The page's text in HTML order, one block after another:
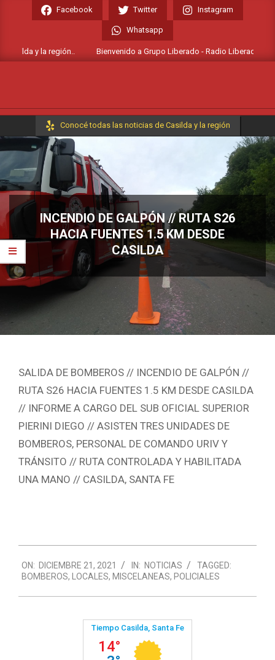
Facebook Twitter Instagram
Whatsapp
y la región.. Bienvenido a Grupo Liberado - Radio Liberada FM
Primary
Conocé todas las noticias de Casilda y la región
INCENDIO DE GALPÓN // RUTA S26
HACIA FUENTES 1.5 KM DESDE
CASILDA
SALIDA DE BOMBEROS // INCENDIO DE GALPÓN //
RUTA S26 HACIA FUENTES 1.5 KM DESDE CASILDA
// INFORME A CARGO DEL SUB OFICIAL SUPERIOR
PIERINI DIEGO // ASISTEN TRES UNIDADES DE
BOMBEROS, PERSONAL DE COMANDO URIV Y
TRÁNSITO // RUTA CONTROLADA Y HABILITADA
UNA MANO // CASILDA, SANTA FE
12-
21
ON: DICIEMBRE 21, 2021 IN: NOTICIAS
TAGGED:
BOMBEROS, LOCALES, MISCELANEAS, POLICIALES